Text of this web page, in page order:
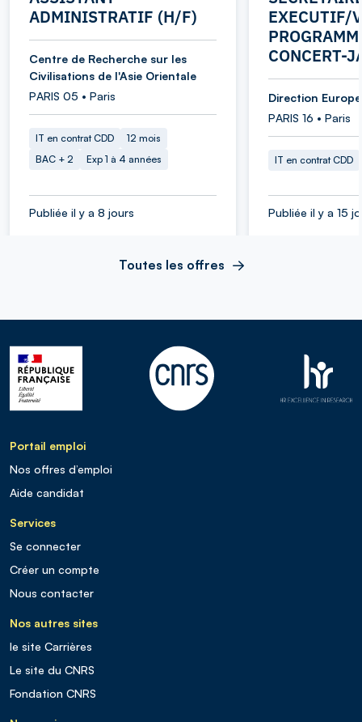
ADMINISTRATIF (H/F)
Centre de Recherche sur les
Civilisations de l'Asie Orientale
PARIS 05 • Paris
IT en contrat CDD
12 mois
BAC + 2
Exp 1 à 4 années
Publiée il y a 8 jours
EXECUTIF/
CONCERT-
Direction
PARIS 16 • Paris
IT en contrat CDD
Publiée il y a 15
Toutes les offres
Portail emploi
Nos offres d’emploi
Aide candidat
Services
Se connecter
Créer un compte
Nous contacter
Nos autres sites
le site Carrières
Le site du CNRS
Fondation CNRS